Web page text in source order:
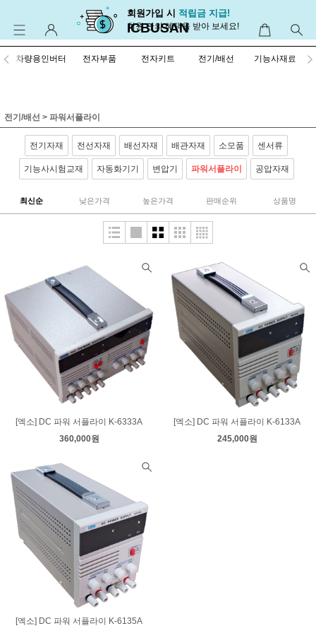
회원가입 시 적립금 지급!
회원 만의 혜택을 받아 보세요!
ICBUSAN
차량용인버터 전자부품 전자키트 전기/배선 기능사재료
전기/배선 > 파워서플라이
전기자재 전선자재 배선자재 배관자재 소모품 센서류
기능사시험교재 자동화기기 변압기 파워서플라이 공압자재
최신순 낮은가격 높은가격 판매순위 상품명
[엑소] DC 파워 서플라이 K-6333A
360,000원
[엑소] DC 파워 서플라이 K-6133A
245,000원
[엑소] DC 파워 서플라이 K-6135A